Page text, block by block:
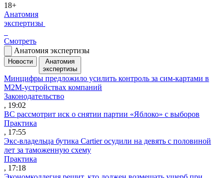
18+
Анатомия
экспертизы
Смотреть
Анатомия экспертизы
Новости
Анатомия
экспертизы
Минцифры предложило усилить контроль за сим-картами в
M2M-устройствах компаний
Законодательство
, 19:02
ВС рассмотрит иск о снятии партии «Яблоко» с выборов
Практика
, 17:55
Экс-владельца бутика Cartier осудили на девять с половиной
лет за таможенную схему
Практика
, 17:18